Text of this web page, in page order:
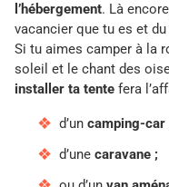
l’hébergement. Là
vacancier que tu es et
Si tu aimes camper à la
soleil et le chant des
installer ta tente fera
d’un camping-car
d’une caravane ;